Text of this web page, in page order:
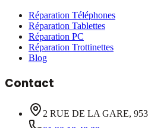
Réparation Téléphones
Réparation Tablettes
Réparation PC
Réparation Trottinettes
Blog
Contact
2 RUE DE LA GARE,